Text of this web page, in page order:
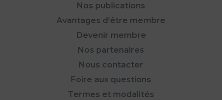
Nos publications
Avantages d’être membre
Devenir membre
Nos partenaires
Nous contacter
Foire aux questions
Termes et modalités